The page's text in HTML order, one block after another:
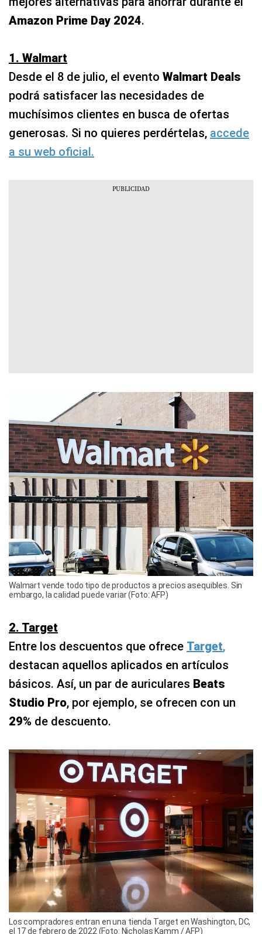
Amazon Prime Day 2024.
1. Walmart
Desde el 8 de julio, el evento Walmart Deals
podrá satisfacer las necesidades de
muchísimos clientes en busca de ofertas
generosas. Si no quieres perdértelas, accede
a su web oficial.
Walmart vende todo tipo de productos a precios asequibles. Sin
embargo, la calidad puede variar (Foto: AFP)
2. Target
Entre los descuentos que ofrece Target,
destacan aquellos aplicados en artículos
básicos. Así, un par de auriculares Beats
Studio Pro, por ejemplo, se ofrecen con un
29% de descuento.
Los compradores entran en una tienda Target en Washington, DC,
el 17 de febrero de 2022 (Foto: Nicholas Kamm / AFP)